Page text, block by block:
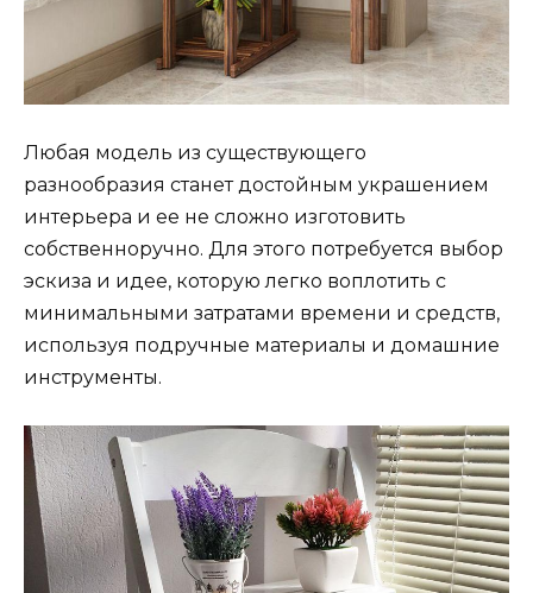
Любая модель из существующего
разнообразия станет достойным украшением
интерьера и ее не сложно изготовить
собственноручно. Для этого потребуется выбор
эскиза и идее, которую легко воплотить с
минимальными затратами времени и средств,
используя подручные материалы и домашние
инструменты.